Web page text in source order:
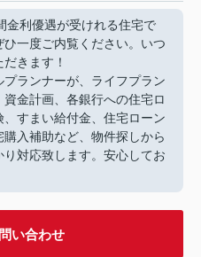
金利優遇が受けれる住宅で
一度ご内覧ください。いつ
きます！
プランナーが、ライフプラン
金計画、各銀行への住宅ロ
すまい給付金、住宅ローン
入補助など、物件探しから
対応致します。安心してお
い合わせ